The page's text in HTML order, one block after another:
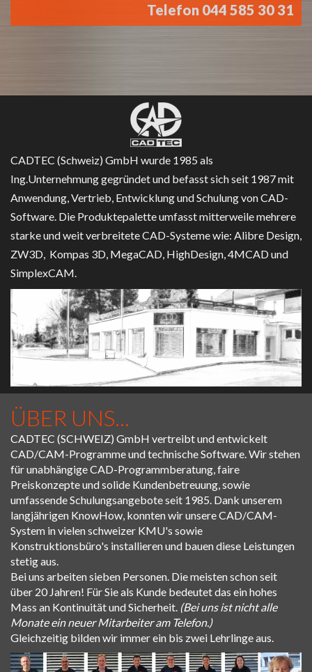
Telefon 044 585 30 31
CADTEC (Schweiz) GmbH wurde 1985 als
Ing.Unternehmung gegründet und befasst sich seit 1987 mit
Anwendung, Vertrieb, Entwicklung und Schulung von CAD-
Software. Die Produktepalette umfasst mitterweile mehrere
starke und weit verbreitete CAD-Systeme wie: Alibre Design,
ZW3D, Kompas 3D, MegaCAD, HighDesign, 4MCAD und
SimplexCAM.
ÜBER UNS...
CADTEC (SCHWEIZ) GmbH vertreibt und entwickelt
CAD/CAM-Programme und technische Software. Wir stehen
für unabhängige CAD-Programmberatung, faire
Preiskonzepte und solide Kundenbetreuung, sowie
umfassende Schulungsangebote seit 1985. Dank unserem
langjährigen KnowHow, konnten wir unsere CAD/CAM-
System in vielen schweizer KMU's sowie
Konstruktionsbüro's installieren und bauen diese Leistungen
stetig aus.
Bei uns arbeiten sieben Personen. Die meisten schon seit
über 20 Jahren! Für Sie als Kunde bedeutet das ein hohes
Mass an Kontinuität und Sicherheit. (Bei uns ist nicht alle
Monate ein neuer Mitarbeiter am Telefon.)
Gleichzeitig bilden wir immer ein bis zwei Lehrlinge aus.